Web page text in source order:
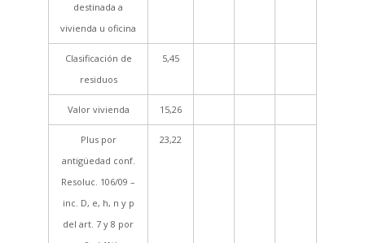
destinada a
vivienda u oficina
Clasificación de
residuos
5,45
Valor vivienda 15,26
Plus por
antigüedad conf.
Resoluc. 106/09 –
inc. D, e, h, n y p
del art. 7 y 8 por
23,22